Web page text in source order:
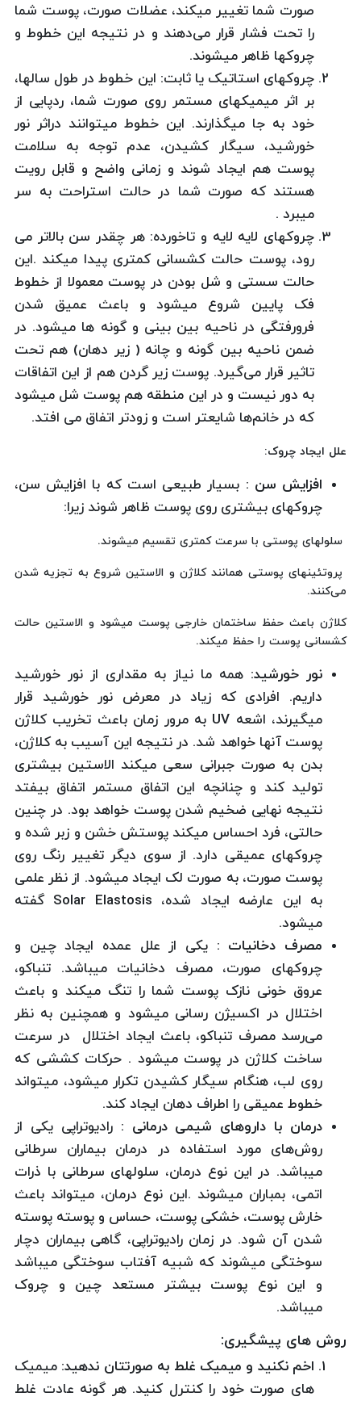
صورت شما تغییر میکند، عضلات صورت، پوست شما
را تحت فشار قرار می‌دهند و در نتیجه این خطوط و
چروکها ظاهر میشوند.
چروکهای استاتیک یا ثابت: این خطوط در طول سالها،
بر اثر میمیکهای مستمر روی صورت شما، ردپایی از
خود به جا میگذارند. این خطوط میتوانند دراثر نور
خورشید، سیگار کشیدن، عدم توجه به سلامت
پوست هم ایجاد شوند و زمانی واضح و قابل رویت
هستند که صورت شما در حالت استراحت به سر
میبرد .
چروکهای لایه لایه و تاخورده: هر چقدر سن بالاتر می
رود، پوست حالت کشسانی کمتری پیدا میکند .این
حالت سستی و شل بودن در پوست معمولا از خطوط
فک پایین شروع میشود و باعث عمیق شدن
فرورفتگی در ناحیه بین بینی و گونه ها میشود. در
ضمن ناحیه بین گونه و چانه ( زیر دهان) هم تحت
تاثیر قرار می‌گیرد. پوست زیر گردن هم از این اتفاقات
به دور نیست و در این منطقه هم پوست شل میشود
که در خانم‌ها شایعتر است و زودتر اتفاق می افتد.
علل ایجاد چروک:
افزایش سن : بسیار طبیعی است که با افزایش سن،
چروکهای بیشتری روی پوست ظاهر شوند زیرا:
سلولهای پوستی با سرعت کمتری تقسیم میشوند.
پروتئینهای پوستی همانند کلاژن و الاستین شروع به تجزیه شدن
می‌کنند.
کلاژن باعث حفظ ساختمان خارجی پوست میشود و الاستین حالت
کشسانی پوست را حفظ میکند.
نور خورشید: همه ما نیاز به مقداری از نور خورشید
داریم. افرادی که زیاد در معرض نور خورشید قرار
میگیرند، اشعه UV به مرور زمان باعث تخریب کلاژن
پوست آنها خواهد شد. در نتیجه این آسیب به کلاژن،
بدن به صورت جبرانی سعی میکند الاستین بیشتری
تولید کند و چنانچه این اتفاق مستمر اتفاق بیفتد
نتیجه نهایی ضخیم شدن پوست خواهد بود. در چنین
حالتی، فرد احساس میکند پوستش خشن و زبر شده و
چروکهای عمیقی دارد. از سوی دیگر تغییر رنگ روی
پوست صورت، به صورت لک ایجاد میشود. از نظر علمی
به این عارضه ایجاد شده، Solar Elastosis گفته
میشود.
مصرف دخانیات : یکی از علل عمده ایجاد چین و
چروکهای صورت، مصرف دخانیات میباشد. تنباکو،
عروق خونی نازک پوست شما را تنگ میکند و باعث
اختلال در اکسیژن رسانی میشود و همچنین به نظر
می‌رسد مصرف تنباکو، باعث ایجاد اختلال در سرعت
ساخت کلاژن در پوست میشود . حرکات کششی که
روی لب، هنگام سیگار کشیدن تکرار میشود، میتواند
خطوط عمیقی را اطراف دهان ایجاد کند.
درمان با داروهای شیمی درمانی :رادیوتراپی یکی از
روش‌های مورد استفاده در درمان بیماران سرطانی
میباشد. در این نوع درمان، سلولهای سرطانی با ذرات
اتمی، بمباران میشوند .این نوع درمان، میتواند باعث
خارش پوست، خشکی پوست، حساس و پوسته پوسته
شدن آن شود. در زمان رادیوتراپی، گاهی بیماران دچار
سوختگی میشوند که شبیه آفتاب سوختگی میباشد
و این نوع پوست بیشتر مستعد چین و چروک
میباشد.
روش های پیشگیری:
اخم نکنید و میمیک غلط به صورتتان ندهید: میمیک
های صورت خود را کنترل کنید. هر گونه عادت غلط